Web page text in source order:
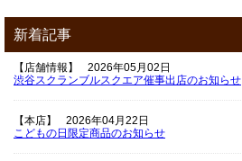
新着記事
【店舗情報】
2026年05月02日
渋谷スクランブルスクエア催事出店のお知らせ
【本店】
2026年04月22日
こどもの日限定商品のお知らせ